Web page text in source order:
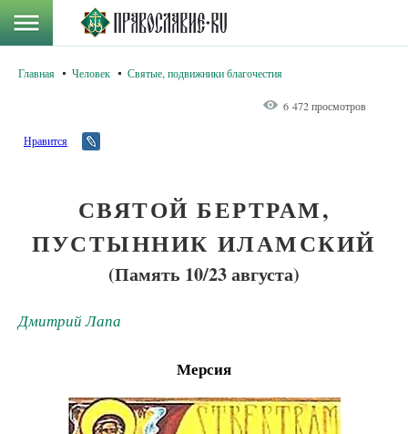
Главная Человек Святые, подвижники благочестия
6 472 просмотров
Нравится
СВЯТОЙ БЕРТРАМ,
ПУСТЫННИК ИЛАМСКИЙ
(Память 10/23 августа)
Дмитрий Лапа
Мерсия